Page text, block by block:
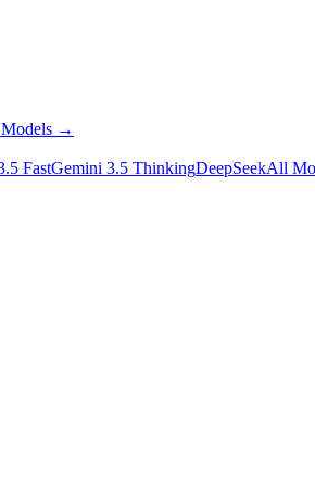
→
FastGemini 3.5 ThinkingDeepSeekAll